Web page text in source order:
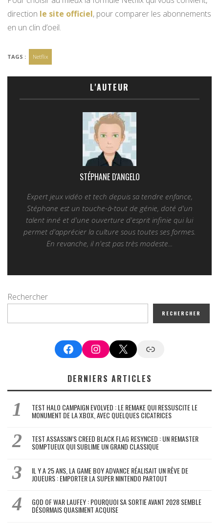
direction le site officiel, pour comparer les abonnements
en un clin d’oeil.
TAGS : Netflix
L'AUTEUR
STÉPHANE D'ANGELO
Expert jeux vidéo et tech depuis sa tendre enfance,
Stéphane est un touche-à-tout de génie, doté d'un
talent inné et d'une ouverture d'esprit infinie qui lui
permet d'apprécier la culture sous toutes ses formes.
En revanche, il n'est pas très modeste...
Rechercher
RECHERCHER
FacebookInstagram
X Google News
DERNIERS ARTICLES
TEST HALO CAMPAIGN EVOLVED : LE REMAKE QUI RESSUSCITE LE
MONUMENT DE LA XBOX, AVEC QUELQUES CICATRICES
TEST ASSASSIN’S CREED BLACK FLAG RESYNCED : UN REMASTER
SOMPTUEUX QUI SUBLIME UN GRAND CLASSIQUE
IL Y A 25 ANS, LA GAME BOY ADVANCE RÉALISAIT UN RÊVE DE
JOUEURS : EMPORTER LA SUPER NINTENDO PARTOUT
GOD OF WAR LAUFEY : POURQUOI SA SORTIE AVANT 2028 SEMBLE
DÉSORMAIS QUASIMENT ACQUISE